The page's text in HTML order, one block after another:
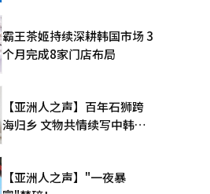
霸王茶姬持续深耕韩国市场 3
个月完成8家门店布局
【亚洲人之声】百年石狮跨
海归乡 文物共情续写中韩人
【亚洲人之声】"一夜暴